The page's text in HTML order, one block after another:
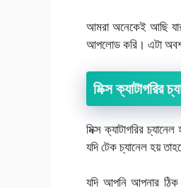
আমরা অনেকেই আছি
আপলোড করি। এটা
মিক্স ক্যাটাগরির
মিক্স ক্যাটাগরির
যদি টেক চ্যানেল হয়
যদি আপনি আপনার ঠিক